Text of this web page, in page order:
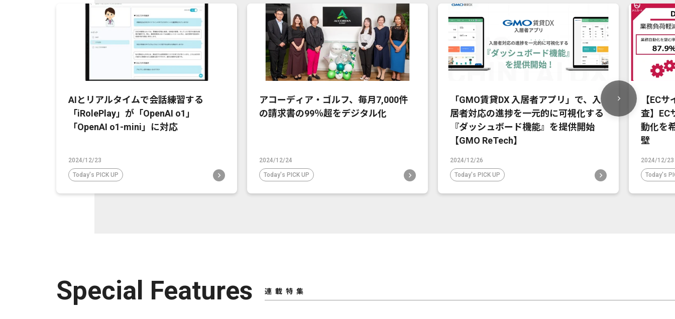
AIとリアルタイムで会話練習する
「iRolePlay」が「OpenAI o1」
「OpenAI o1-mini」に対応
2024/12/23
Today's PICK UP
アコーディア・ゴルフ、毎月7,000件
の請求書の99％超をデジタル化
2024/12/24
Today's PICK UP
「GMO賃貸DX 入居者アプリ」で、入
居者対応の進捗を一元的に可視化する
『ダッシュボード機能』を提供開始
【GMO ReTech】
2024/12/26
Today's PICK UP
【EC
査】EC
動化を
壁
2024/12/23
Today's
Special Features 連載特集